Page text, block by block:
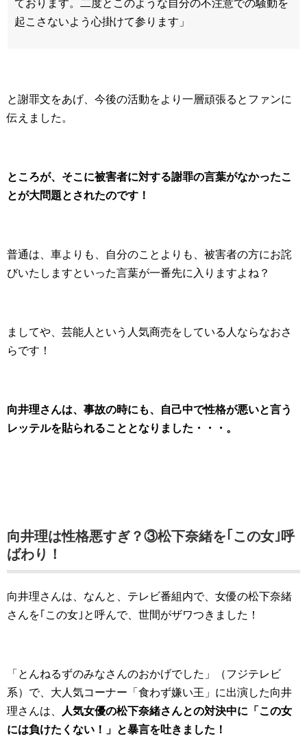
ております。二度とこのような自分の不注意での騒動を
起こさないよう心掛けて参ります」
と謝罪文をあげ、今後の活動をより一層頑張るとファンに
伝えました。
ところが、そこに被害者に対する謝罪の言葉がなかったこ
とが大問題とされたのです！
普通は、車よりも、自分のことよりも、被害者の方にお詫
びいたしますといった言葉が一番先に入りますよね？
ましてや、芸能人という人気商売をしている人ならなおさ
らです！
向井理さんは、事故の時にも、自己中で性格が悪いと言う
レッテルを貼られることとなりました・・・。
向井理は性格悪すぎ？③松下奈緒を｢この女｣呼
ばわり！
向井理さんは、なんと、テレビ番組内で、女優の松下奈緒
さんを｢この女｣と呼んで、世間がザワつきました！
「とんねるずのみなさんのおかげでした」（フジテレビ
系）で、大人気コーナー「食わず嫌い王」に出演した向井
理さんは、
人気女優の松下奈緒さんとの対決中に「この女
には負けたくない！」と暴言を吐きました！